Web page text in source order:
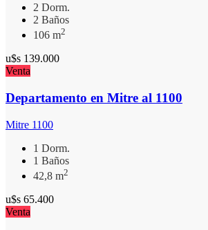
2 Dorm.
2 Baños
106 m2
u$s 139.000
Venta
Departamento en Mitre al 1100
Mitre 1100
1 Dorm.
1 Baños
42,8 m2
u$s 65.400
Venta